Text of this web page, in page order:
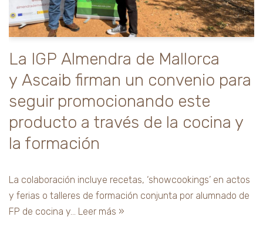
La IGP Almendra de Mallorca
y Ascaib firman un convenio para
seguir promocionando este
producto a través de la cocina y
la formación
La colaboración incluye recetas, ‘showcookings’ en actos
y ferias o talleres de formación conjunta por alumnado de
FP de cocina y… Leer más »